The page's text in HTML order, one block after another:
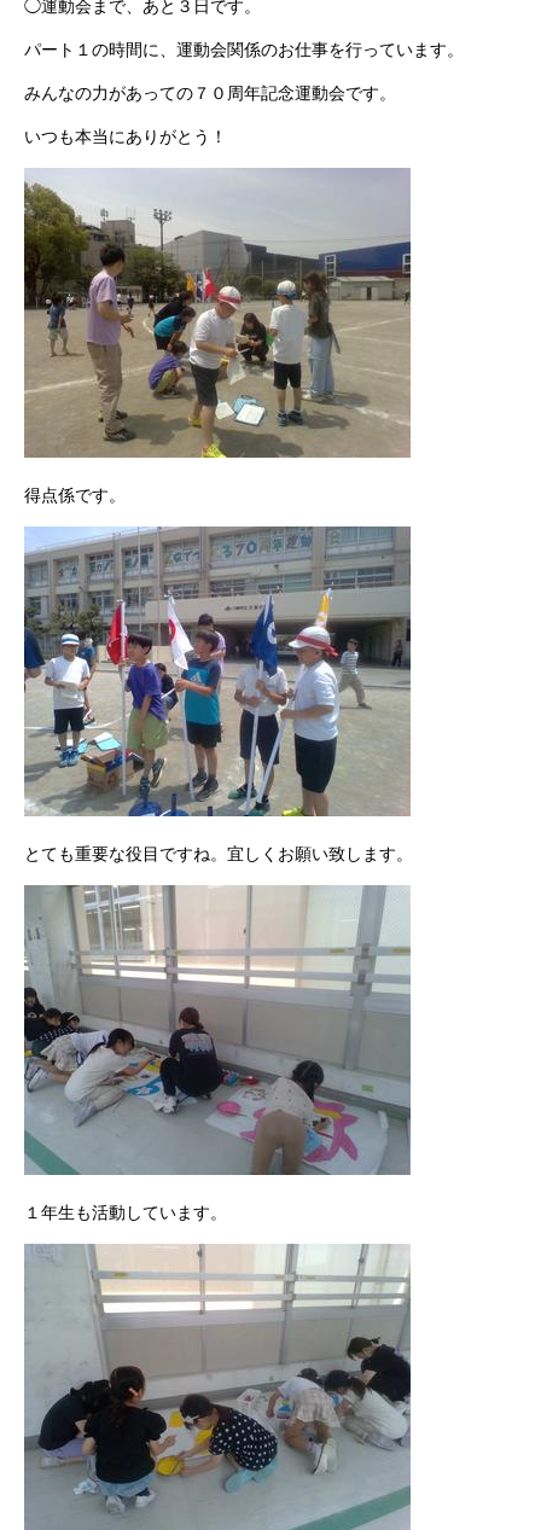
◯運動会まで、あと３日です。
パート１の時間に、運動会関係のお仕事を行っています。
みんなの力があっての７０周年記念運動会です。
いつも本当にありがとう！
得点係です。
とても重要な役目ですね。宜しくお願い致します。
１年生も活動しています。